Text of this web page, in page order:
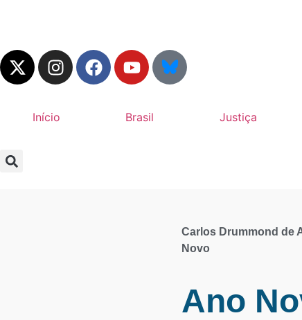
Início Brasil Justiça
Carlos Drummond de
Novo
Ano